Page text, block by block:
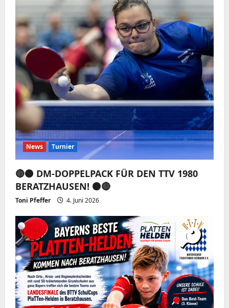
News Turnier
🔴⚫️ DM-DOPPELPACK FÜR DEN TTV 1980
BERATZHAUSEN! ⚫️🔴
Toni Pfeffer 4. Juni 2026